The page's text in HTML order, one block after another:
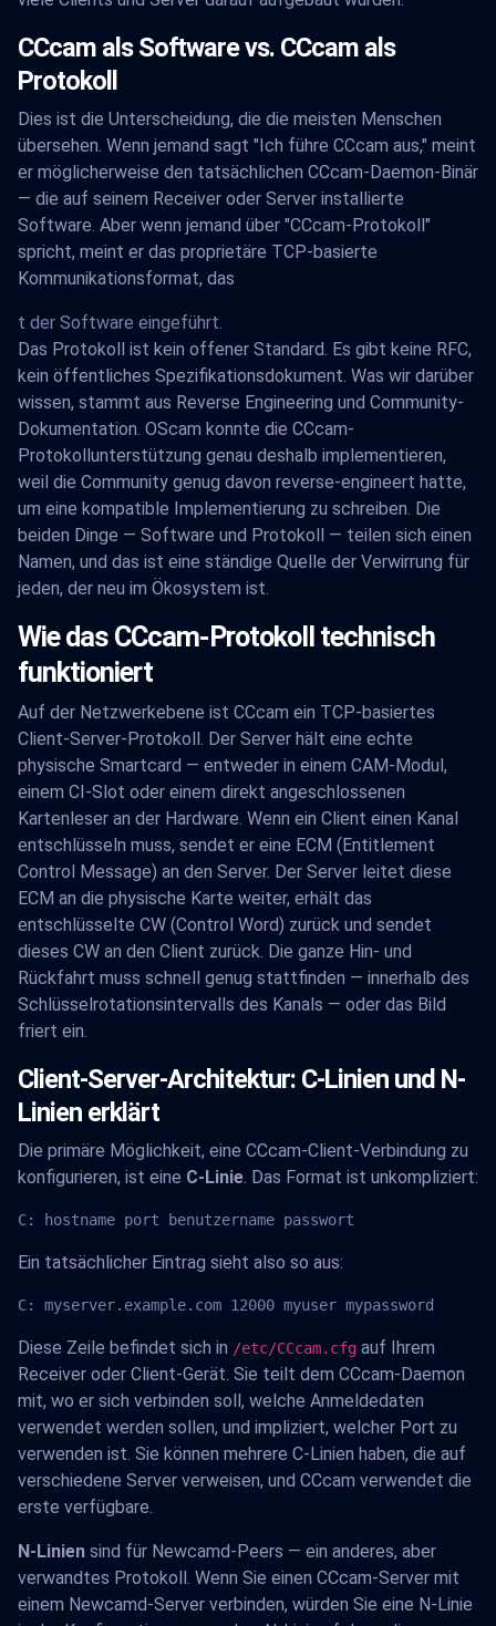
CCcam als Software vs. CCcam als
Protokoll
Dies ist die Unterscheidung, die die meisten Menschen
übersehen. Wenn jemand sagt "Ich führe CCcam aus," meint
er möglicherweise den tatsächlichen CCcam-Daemon-Binär
— die auf seinem Receiver oder Server installierte
Software. Aber wenn jemand über "CCcam-Protokoll"
spricht, meint er das proprietäre TCP-basierte
Kommunikationsformat, das
t der Software eingeführt.
Das Protokoll ist kein offener Standard. Es gibt keine RFC,
kein öffentliches Spezifikationsdokument. Was wir darüber
wissen, stammt aus Reverse Engineering und Community-
Dokumentation. OScam konnte die CCcam-
Protokollunterstützung genau deshalb implementieren,
weil die Community genug davon reverse-engineert hatte,
um eine kompatible Implementierung zu schreiben. Die
beiden Dinge — Software und Protokoll — teilen sich einen
Namen, und das ist eine ständige Quelle der Verwirrung für
jeden, der neu im Ökosystem ist.
Wie das CCcam-Protokoll technisch
funktioniert
Auf der Netzwerkebene ist CCcam ein TCP-basiertes
Client-Server-Protokoll. Der Server hält eine echte
physische Smartcard — entweder in einem CAM-Modul,
einem CI-Slot oder einem direkt angeschlossenen
Kartenleser an der Hardware. Wenn ein Client einen Kanal
entschlüsseln muss, sendet er eine ECM (Entitlement
Control Message) an den Server. Der Server leitet diese
ECM an die physische Karte weiter, erhält das
entschlüsselte CW (Control Word) zurück und sendet
dieses CW an den Client zurück. Die ganze Hin- und
Rückfahrt muss schnell genug stattfinden — innerhalb des
Schlüsselrotationsintervalls des Kanals — oder das Bild
friert ein.
Client-Server-Architektur: C-Linien und N-
Linien erklärt
Die primäre Möglichkeit, eine CCcam-Client-Verbindung zu
konfigurieren, ist eine C-Linie . Das Format ist unkompliziert:
C: hostname port benutzername passwort
Ein tatsächlicher Eintrag sieht also so aus:
C: myserver.example.com 12000 myuser mypassword
Diese Zeile befindet sich in /etc/CCcam.cfg auf Ihrem
Receiver oder Client-Gerät. Sie teilt dem CCcam-Daemon
mit, wo er sich verbinden soll, welche Anmeldedaten
verwendet werden sollen, und impliziert, welcher Port zu
verwenden ist. Sie können mehrere C-Linien haben, die auf
verschiedene Server verweisen, und CCcam verwendet die
erste verfügbare.
N-Linien sind für Newcamd-Peers — ein anderes, aber
verwandtes Protokoll. Wenn Sie einen CCcam-Server mit
einem Newcamd-Server verbinden, würden Sie eine N-Linie